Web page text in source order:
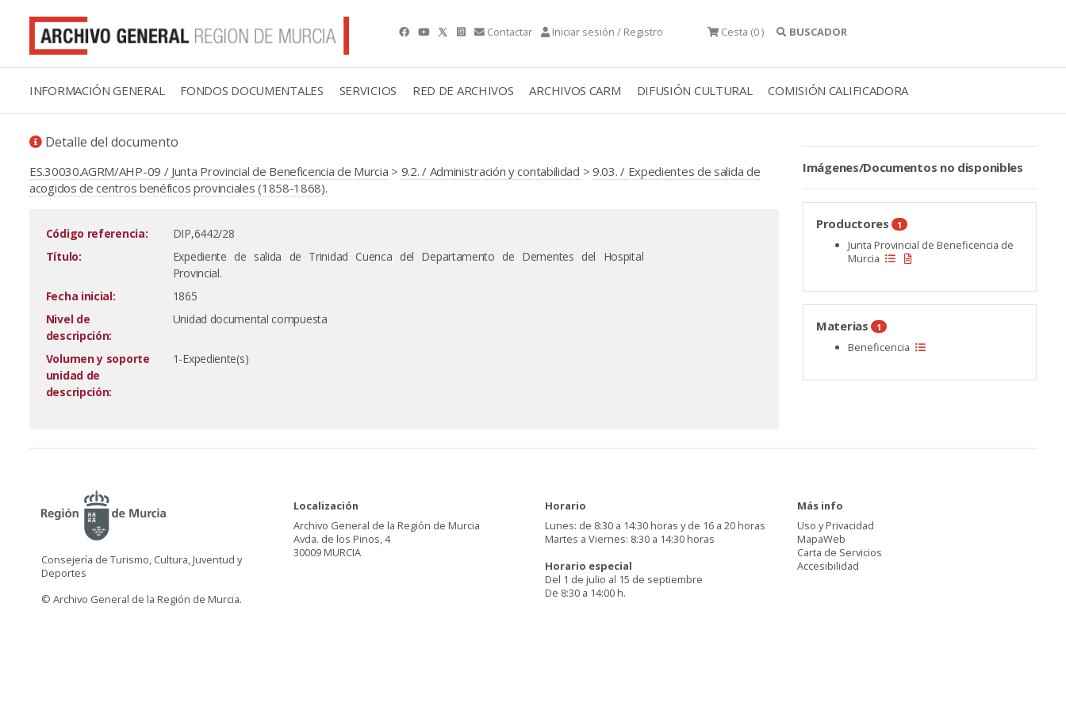
Contactar Iniciar sesión / Registro Cesta (0 ) BUSCADOR
INFORMACIÓN GENERAL FONDOS DOCUMENTALES SERVICIOS RED DE ARCHIVOS ARCHIVOS CARM DIFUSIÓN CULTURAL COMISIÓN CALIFICADORA
Detalle del documento
ES.30030.AGRM/AHP-09 / Junta Provincial de Beneficencia de Murcia > 9.2. / Administración y contabilidad > 9.03. / Expedientes de salida de
acogidos de centros benéficos provinciales (1858-1868).
Código referencia:
DIP,6442/28
Título:
Expediente de salida de Trinidad Cuenca del Departamento de Dementes del Hospital
Provincial.
Fecha inicial:
1865
Nivel de
descripción:
Unidad documental compuesta
Volumen y soporte
unidad de
descripción:
1-Expediente(s)
Imágenes/Documentos no disponibles
Productores 1
Junta Provincial de Beneficencia de
Murcia
Materias 1
Beneficencia
Consejería de Turismo, Cultura, Juventud y
Deportes
© Archivo General de la Región de Murcia.
Localización
Archivo General de la Región de Murcia
Avda. de los Pinos, 4
30009 MURCIA
Horario
Lunes: de 8:30 a 14:30 horas y de 16 a 20 horas
Martes a Viernes: 8:30 a 14:30 horas
Horario especial
Del 1 de julio al 15 de septiembre
De 8:30 a 14:00 h.
Más info
Uso y Privacidad
MapaWeb
Carta de Servicios
Accesibilidad